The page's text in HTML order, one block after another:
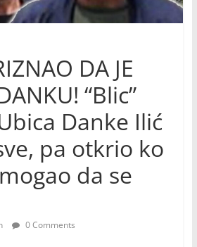
DA JE
“Blic”
Danke Ilić
pa otkrio ko
da se
0 Comments